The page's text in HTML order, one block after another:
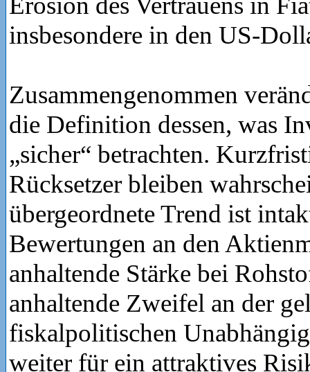
insbesondere in den US-
Zusammengenommen
die Definition dessen, was
„sicher“ betrachten.
Rücksetzer bleiben
übergeordnete Trend ist
Bewertungen an den
anhaltende Stärke bei
anhaltende Zweifel an der
fiskalpolitischen
weiter für ein attraktives